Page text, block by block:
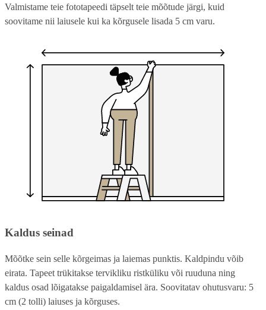
Valmistame teie fototapeedi täpselt teie mõõtude järgi, kuid
soovitame nii laiusele kui ka kõrgusele lisada 5 cm varu.
Kaldus seinad
Mõõtke sein selle kõrgeimas ja laiemas punktis. Kaldpindu võib
eirata. Tapeet trükitakse tervikliku ristküliku või ruuduna ning
kaldus osad lõigatakse paigaldamisel ära. Soovitatav ohutusvaru: 5
cm (2 tolli) laiuses ja kõrguses.